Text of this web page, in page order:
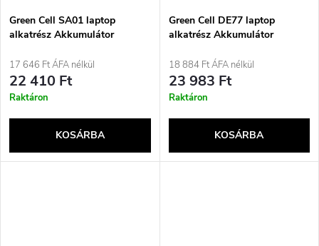
Green Cell SA01 laptop
alkatrész Akkumulátor
17 646 Ft ÁFA nélkül
22 410 Ft
Raktáron
KOSÁRBA
Green Cell DE77 laptop
alkatrész Akkumulátor
18 884 Ft ÁFA nélkül
23 983 Ft
Raktáron
KOSÁRBA